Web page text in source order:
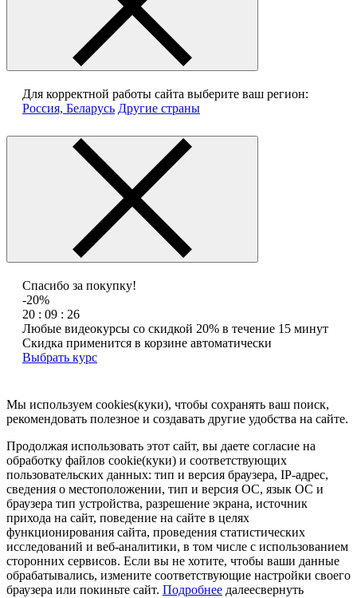
Для корректной работы сайта выберите ваш регион:
Россия, Беларусь Другие страны
Спасибо за покупку!
-20%
20 : 09 : 26
Любые видеокурсы со скидкой 20% в течение 15 минут
Скидка применится в корзине автоматически
Выбрать курс
Мы используем cookies(куки), чтобы сохранять ваш поиск,
рекомендовать полезное и создавать другие удобства на сайте.
Продолжая использовать этот сайт, вы даете согласие на
обработку файлов cookie(куки) и соответствующих
пользовательских данных: тип и версия браузера, IP-адрес,
сведения о местоположении, тип и версия ОС, язык ОС и
браузера тип устройства, разрешение экрана, источник
прихода на сайт, поведение на сайте в целях
функционирования сайта, проведения статистических
исследований и веб-аналитики, в том числе с использованием
сторонних сервисов. Если вы не хотите, чтобы ваши данные
обрабатывались, измените соответствующие настройки своего
браузера или покиньте сайт. Подробнее далеесвернуть